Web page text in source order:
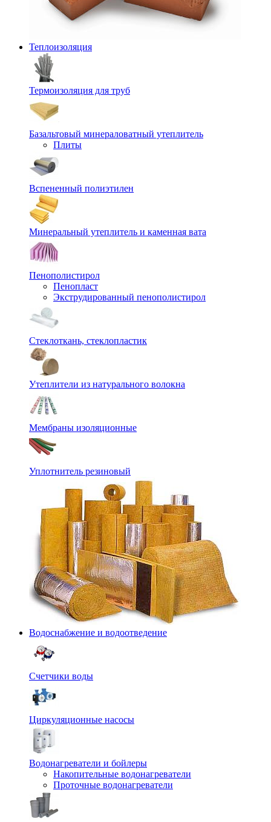
Теплоизоляция
Термоизоляция для труб
Базальтовый минераловатный утеплитель
Плиты
Вспененный полиэтилен
Минеральный утеплитель и каменная вата
Пенополистирол
Пенопласт
Экструдированный пенополистирол
Стеклоткань, стеклопластик
Утеплители из натурального волокна
Мембраны изоляционные
Уплотнитель резиновый
Водоснабжение и водоотведение
Счетчики воды
Циркуляционные насосы
Водонагреватели и бойлеры
Накопительные водонагреватели
Проточные водонагреватели